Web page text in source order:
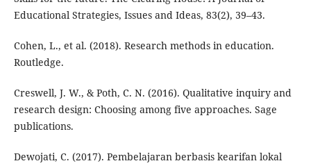
Educational Strategies, Issues and Ideas, 83(2), 39–43.
Cohen, L., et al. (2018). Research methods in education.
Routledge.
Creswell, J. W., & Poth, C. N. (2016). Qualitative inquiry and
research design: Choosing among five approaches. Sage
publications.
Dewojati, C. (2017). Pembelajaran berbasis kearifan lokal